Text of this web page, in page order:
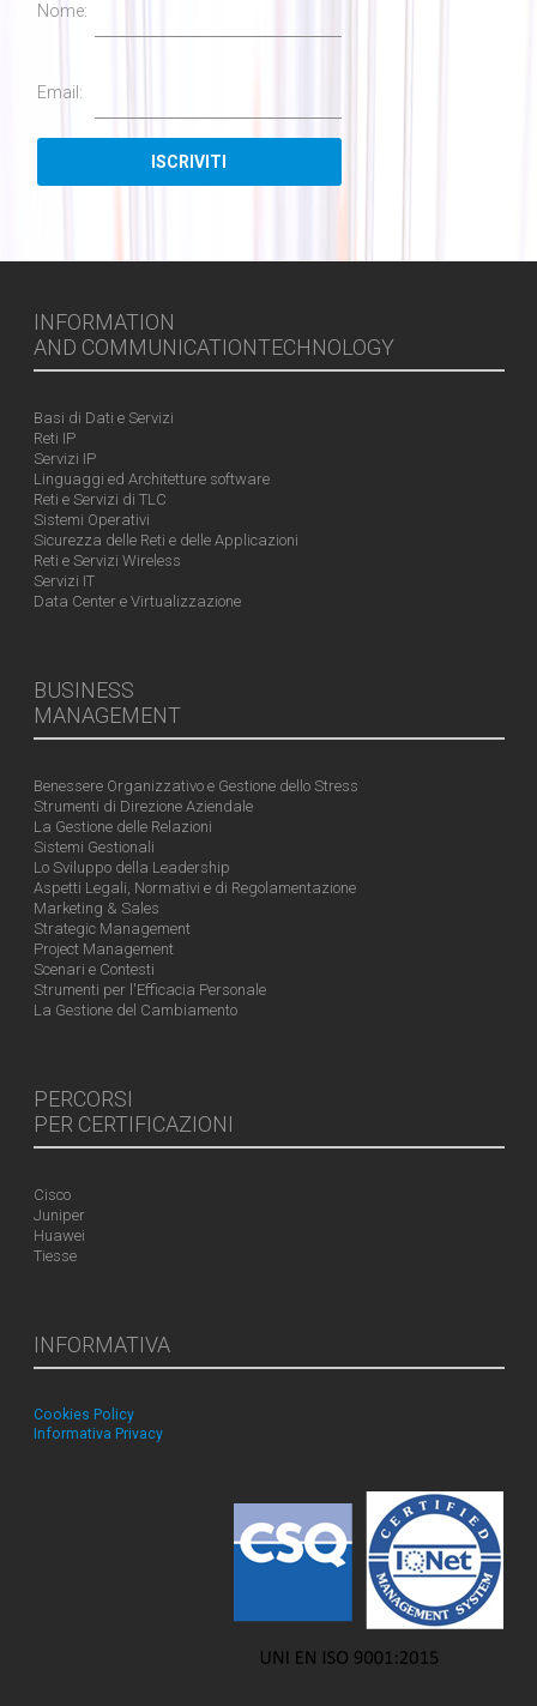
Nome:
Email:
INFORMATION
AND COMMUNICATIONTECHNOLOGY
Basi di Dati e Servizi
Reti IP
Servizi IP
Linguaggi ed Architetture software
Reti e Servizi di TLC
Sistemi Operativi
Sicurezza delle Reti e delle Applicazioni
Reti e Servizi Wireless
Servizi IT
Data Center e Virtualizzazione
BUSINESS
MANAGEMENT
Benessere Organizzativo e Gestione dello Stress
Strumenti di Direzione Aziendale
La Gestione delle Relazioni
Sistemi Gestionali
Lo Sviluppo della Leadership
Aspetti Legali, Normativi e di Regolamentazione
Marketing & Sales
Strategic Management
Project Management
Scenari e Contesti
Strumenti per l'Efficacia Personale
La Gestione del Cambiamento
PERCORSI
PER CERTIFICAZIONI
Cisco
Juniper
Huawei
Tiesse
INFORMATIVA
Cookies Policy
Informativa Privacy